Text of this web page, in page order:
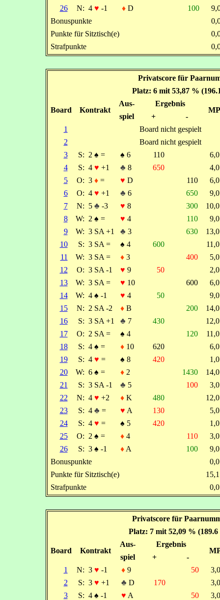
26
N: 4 ♥ -1 ♦D 100
Bonuspunkte
Punkte für Sitztisch(e)
Strafpunkte
Privatscore für
Platz: 6 mit 53,87 %
Board Kontrakt
Aus- Ergebnis
MP
spiel +
-
1
Board nicht gespielt
2
Board nicht gespielt
3
S: 2 ♠ = ♠ 6 110
4
S: 4 ♥ +1 ♣ 8 650
5
O: 3 ♦= ♥ D 110
6
O: 4 ♥ +1 ♣ 6 650
7
N: 5 ♣ -3 ♥ 8 300
8
W: 2 ♠ = ♥ 4 110
9
W: 3 SA +1 ♣ 3 630
10
S: 3 SA = ♠ 4 600
11
W: 3 SA = ♦3 400
12
O: 3 SA -1 ♥ 9 50
13
W: 3 SA = ♥ 10 600
14
W: 4 ♠ -1 ♥ 4 50
15
N: 2 SA -2 ♦B 200
16
S: 3 SA +1 ♣ 7 430
17
O: 2 SA = ♠ 4 120
18
S: 4 ♠ = ♦10 620
19
S: 4 ♥ = ♠ 8 420
20
W: 6 ♠ = ♦2 1430
21
S: 3 SA -1 ♣ 5 100
22
N: 4 ♥ +2 ♦K 480
23
S: 4 ♣ = ♥ A 130
24
S: 4 ♥ = ♠ 5 420
25
O: 2 ♠ = ♦4 110
26
S: 3 ♠ -1 ♦A 100
Bonuspunkte
Punkte für Sitztisch(e)
Strafpunkte
Privatscore für
Platz: 7 mit 52,09 %
Board Kontrakt
Aus- Ergebnis
spiel +
-
1
N: 3 ♥ -1 ♦9 50
2
S: 3 ♥ +1 ♣ D 170
3
S: 4 ♠ -1 ♥ A 50